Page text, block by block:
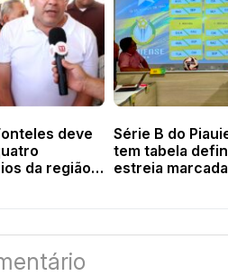
deve
da região
Série B do
tem tabela
estreia